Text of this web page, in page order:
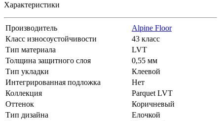
Характеристики
Производитель
Alpine Floor
Класс износоустойчивости
43 класс
Тип материала
LVT
Толщина защитного слоя
0,55 мм
Тип укладки
Клеевой
Интегрированная подложка
Нет
Коллекция
Parquet LVT
Оттенок
Коричневый
Тип дизайна
Елочкой